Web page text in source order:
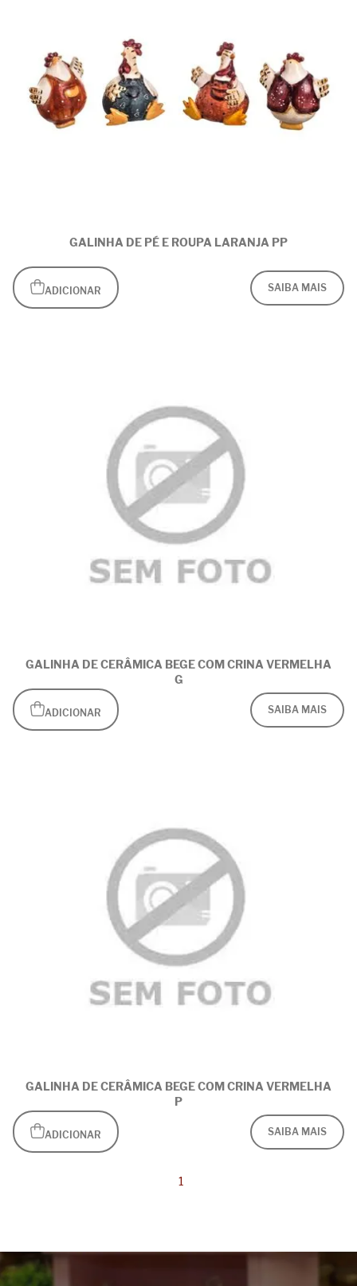
GALINHA DE PÉ E ROUPA LARANJA PP
ADICIONAR SAIBA MAIS
GALINHA DE CERÂMICA BEGE COM CRINA VERMELHA
G
ADICIONAR SAIBA MAIS
GALINHA DE CERÂMICA BEGE COM CRINA VERMELHA
P
ADICIONAR SAIBA MAIS
1